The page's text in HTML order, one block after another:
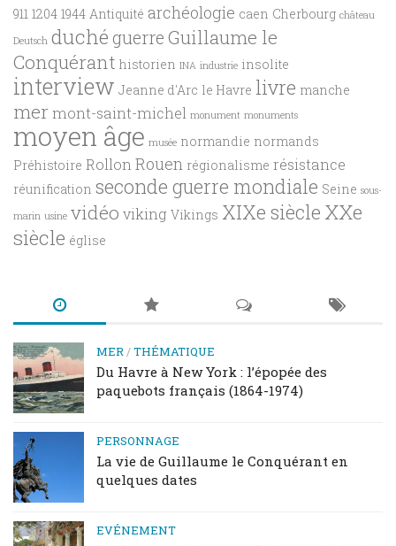
911 1204 1944 Antiquité archéologie caen Cherbourg château
Deutsch duché guerreGuillaume le
Conquérant historien INA industrie insolite
interview Jeanne d'Arc le Havre livre manche
mermont-saint-michel monument monuments
moyen âge musée normandie normands
Préhistoire Rollon Rouen régionalisme résistance
réunification seconde guerre mondiale Seine sous-
marin usine vidéo viking Vikings XIXe siècle XXe
siècle église
MER/THÉMATIQUE
Du Havre à New York : l’épopée des
paquebots français (1864-1974)
PERSONNAGE
La vie de Guillaume le Conquérant en
quelques dates
EVÉNEMENT